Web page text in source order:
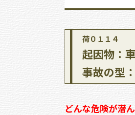
荷０１１４
起因物：
事故の型
どんな危険が潜